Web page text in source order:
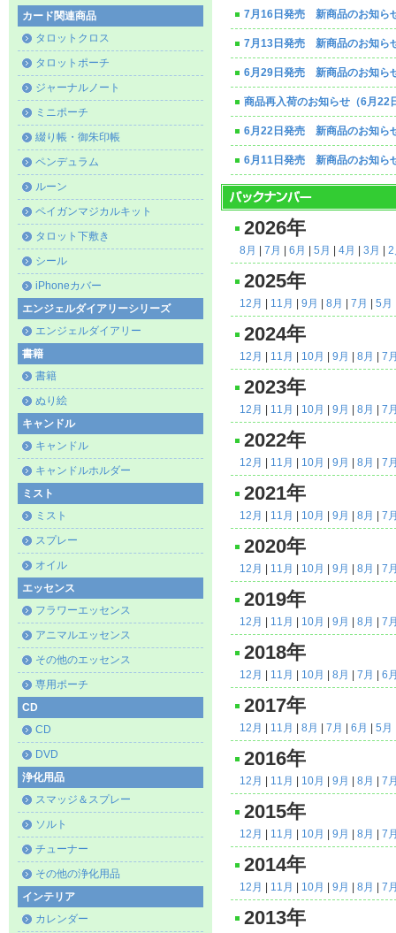
カード関連商品
タロットクロス
タロットポーチ
ジャーナルノート
ミニポーチ
綴り帳・御朱印帳
ペンデュラム
ルーン
ペイガンマジカルキット
タロット下敷き
シール
iPhoneカバー
エンジェルダイアリーシリーズ
エンジェルダイアリー
書籍
書籍
ぬり絵
キャンドル
キャンドル
キャンドルホルダー
ミスト
ミスト
スプレー
オイル
エッセンス
フラワーエッセンス
アニマルエッセンス
その他のエッセンス
専用ポーチ
CD
CD
DVD
浄化用品
スマッジ＆スプレー
ソルト
チューナー
その他の浄化用品
インテリア
カレンダー
7月16日発売 新商品のお知ら
7月13日発売 新商品のお知ら
6月29日発売 新商品のお知ら
商品再入荷のお知らせ（6月22
6月22日発売 新商品のお知ら
6月11日発売 新商品のお知ら
2026年
8月 7月 6月 5月 4月 3月 2
2025年
12月 11月 9月 8月 7月 5月
2024年
12月 11月 10月 9月 8月 7
2023年
12月 11月 10月 9月 8月 7
2022年
12月 11月 10月 9月 8月 7
2021年
12月 11月 10月 9月 8月 7
2020年
12月 11月 10月 9月 8月 7
2019年
12月 11月 10月 9月 8月 7
2018年
12月 11月 10月 8月 7月 6
2017年
12月 11月 8月 7月 6月 5月
2016年
12月 11月 10月 9月 8月 7
2015年
12月 11月 10月 9月 8月 7
2014年
12月 11月 10月 9月 8月 7
2013年